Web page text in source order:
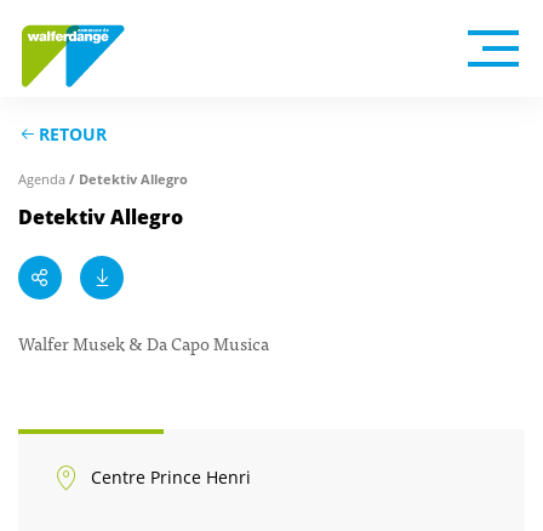
RETOUR
Agenda / Detektiv Allegro
Detektiv Allegro
Walfer Musek & Da Capo Musica
Centre Prince Henri